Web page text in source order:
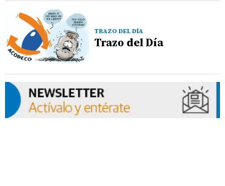
TRAZO DEL DÍA
Trazo del Día